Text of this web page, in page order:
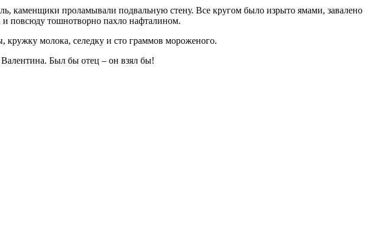
каменщики проламывали подвальную стену. Все кругом было изрыто ямами, завалено
повсюду тошнотворно пахло нафталином.
кружку молока, селедку и сто граммов мороженого.
Был бы отец – он взял бы!